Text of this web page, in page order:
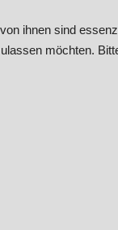
ihnen sind
möchten.